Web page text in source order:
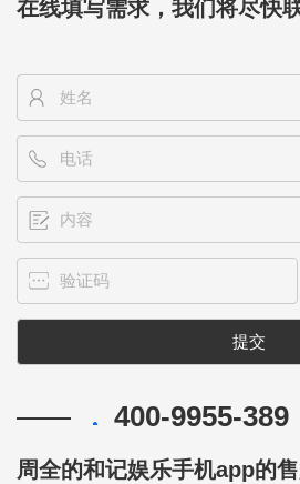
在线填写需求，我们将尽快
400-9955-389
周全的和记娱乐手机app的